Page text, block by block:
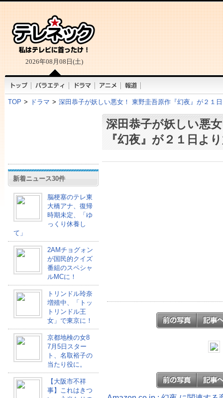
2026年08月08日(土)
TOP > ドラマ > 深田恭子が妖しい悪女！ 東野圭吾原作『幻夜』が２１
新着ニュース30件
脳梗塞のテレ東
大橋アナ、復帰
時期未定、「ゆ
っくり休養し
て」
2AMチョグォン
が国民的クイズ
番組のスペシャ
ルMCに！
トリンドル玲奈
増殖中、「トッ
トリンドル王
女」で東京に！
京都地検の女8
7月5日スター
ト、名取裕子の
当たり役に。
【大阪市不祥
事】これはきつ
深田恭子が妖しい悪
『幻夜』が２１日よ